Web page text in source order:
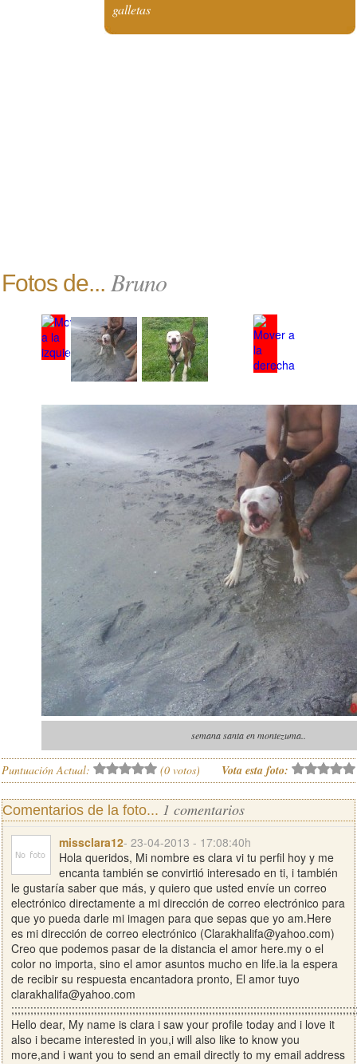
galletas
Fotos de... Bruno
semana santa en montezuma..
Puntuación Actual: (0 votos) Vota esta foto:
Comentarios de la foto... 1 comentarios
missclara12- 23-04-2013 - 17:08:40h
Hola queridos, Mi nombre es clara vi tu perfil hoy y me
encanta también se convirtió interesado en ti, i también
le gustaría saber que más, y quiero que usted envíe un correo
electrónico directamente a mi dirección de correo electrónico para
que yo pueda darle mi imagen para que sepas que yo am.Here
es mi dirección de correo electrónico (Clarakhalifa@yahoo.com)
Creo que podemos pasar de la distancia el amor here.my o el
color no importa, sino el amor asuntos mucho en life.ia la espera
de recibir su respuesta encantadora pronto, El amor tuyo
clarakhalifa@yahoo.com
Hello dear, My name is clara i saw your profile today and i love it
also i became interested in you,i will also like to know you
more,and i want you to send an email directly to my email address